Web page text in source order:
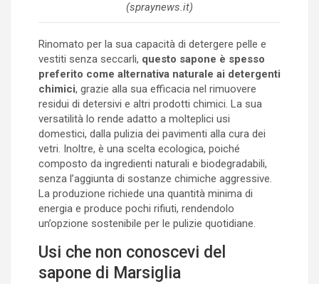
(spraynews.it)
Rinomato per la sua capacità di detergere pelle e
vestiti senza seccarli, questo sapone è spesso
preferito come alternativa naturale ai detergenti
chimici, grazie alla sua efficacia nel rimuovere
residui di detersivi e altri prodotti chimici. La sua
versatilità lo rende adatto a molteplici usi
domestici, dalla pulizia dei pavimenti alla cura dei
vetri. Inoltre, è una scelta ecologica, poiché
composto da ingredienti naturali e biodegradabili,
senza l’aggiunta di sostanze chimiche aggressive.
La produzione richiede una quantità minima di
energia e produce pochi rifiuti, rendendolo
un’opzione sostenibile per le pulizie quotidiane.
Usi che non conoscevi del
sapone di Marsiglia